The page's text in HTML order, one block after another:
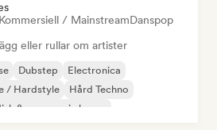
Kommersiell / MainstreamDanspop
eller rullar om artister
Dubstep
Electronica
/ Hardstyle
Hård Techno
& progressiv house